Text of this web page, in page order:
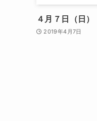
４月７日（日
2019年4月7日